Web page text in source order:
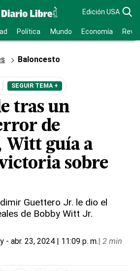
Edición USA
Política Mundo Economía
Baloncesto
SEGUIR TEMA +
tras un
de
Witt guía a
sobre
Guettero Jr. le dio el
de Bobby Witt Jr.
- abr. 23, 2024 | 11:09 p. m.| 2 min